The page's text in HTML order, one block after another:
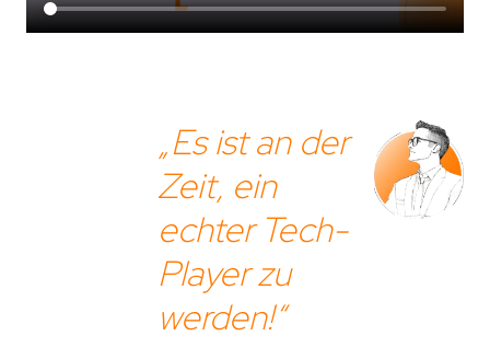
projekte
„Es ist an der
Zeit, ein
echter Tech-
Player zu
werden!“